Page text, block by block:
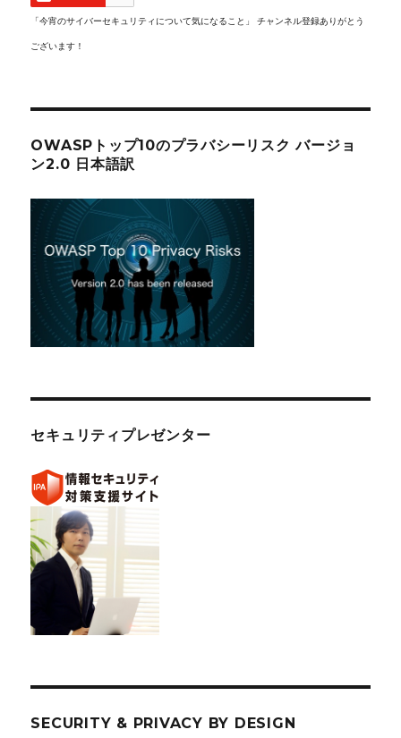
「今宵のサイバーセキュリティについて気になること」 チャンネル登録ありがとう
ございます！
OWASPトップ10のプラバシーリスク バージョ
ン2.0 日本語訳
セキュリティプレゼンター
SECURITY & PRIVACY BY DESIGN